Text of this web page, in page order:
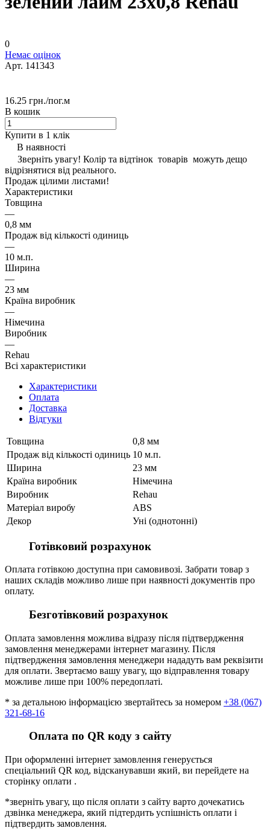
0
Немає оцінок
Арт. 141343
16.25 грн./пог.м
В кошик
Купити в 1 клік
В наявності
Зверніть увагу! Колір та відтінок товарів можуть дещо
відрізнятися від реального.
Продаж цілими листами!
Характеристики
Товщина
—
0,8 мм
Продаж від кількості одиниць
—
10 м.п.
Ширина
—
23 мм
Країна виробник
—
Німечина
Виробник
—
Rehau
Всі характеристики
Характеристики
Оплата
Доставка
Відгуки
Товщина
0,8 мм
Продаж від кількості одиниць 10 м.п.
Ширина
23 мм
Країна виробник
Німечина
Виробник
Rehau
Матеріал виробу
ABS
Декор
Уні (однотонні)
Готівковий розрахунок
Оплата готівкою доступна при самовивозі. Забрати товар з
наших складів можливо лише при наявності документів про
оплату.
Безготівковий розрахунок
Оплата замовлення можлива відразу після підтвердження
замовлення менеджерами інтернет магазину. Після
підтвердження замовлення менеджери нададуть вам реквізити
для оплати. Звертаємо вашу увагу, що відправлення товару
можливе лише при 100% передоплаті.
* за детальною інформацією звертайтесь за номером +38 (067)
321-68-16
Оплата по QR коду з сайту
При оформленні інтернет замовлення генерується
спеціальний QR код, відсканувавши який, ви перейдете на
сторінку оплати .
*зверніть увагу, що після оплати з сайту варто дочекатись
дзвінка менеджера, який підтердить успішність оплати і
підтвердить замовлення.